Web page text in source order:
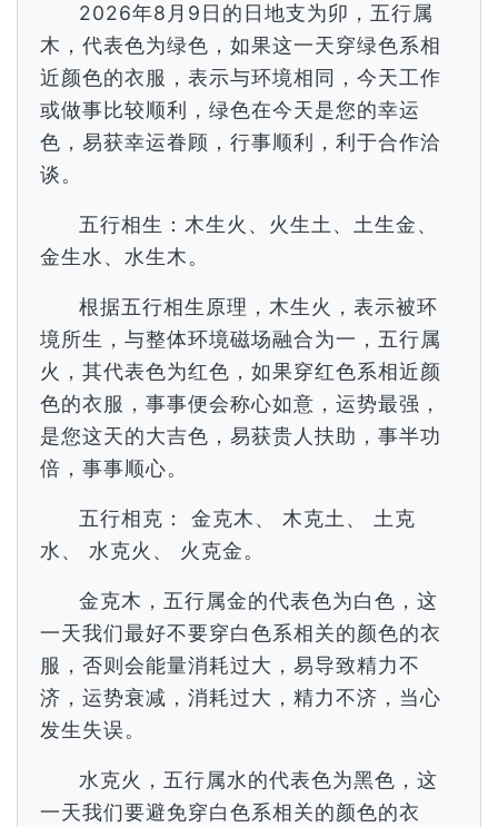
2026年8月9日的日地支为卯，五行属
木，代表色为绿色，如果这一天穿绿色系相
近颜色的衣服，表示与环境相同，今天工作
或做事比较顺利，绿色在今天是您的幸运
色，易获幸运眷顾，行事顺利，利于合作洽
谈。
五行相生：木生火、火生土、土生金、
金生水、水生木。
根据五行相生原理，木生火，表示被环
境所生，与整体环境磁场融合为一，五行属
火，其代表色为红色，如果穿红色系相近颜
色的衣服，事事便会称心如意，运势最强，
是您这天的大吉色，易获贵人扶助，事半功
倍，事事顺心。
五行相克： 金克木、 木克土、 土克
水、 水克火、 火克金。
金克木，五行属金的代表色为白色，这
一天我们最好不要穿白色系相关的颜色的衣
服，否则会能量消耗过大，易导致精力不
济，运势衰减，消耗过大，精力不济，当心
发生失误。
水克火，五行属水的代表色为黑色，这
一天我们要避免穿白色系相关的颜色的衣